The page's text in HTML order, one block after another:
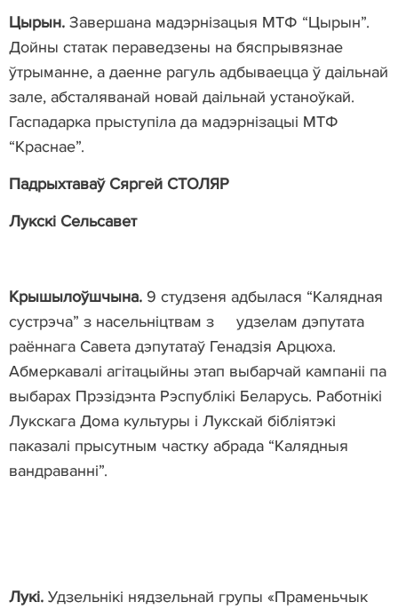
Цырын. Завершана мадэрнізацыя МТФ “Цырын”.
Дойны статак пераведзены на бяспрывязнае
ўтрыманне, а даенне рагуль адбываецца ў даільнай
зале, абсталяванай новай даільнай устаноўкай.
Гаспадарка прыступіла да мадэрнізацыі МТФ
“Краснае”.
Падрыхтаваў Сяргей СТОЛЯР
Лукскі Сельсавет
Крышылоўшчына. 9 студзеня адбылася “Калядная
сустрэча” з насельніцтвам з удзелам дэпутата
раённага Савета дэпутатаў Генадзія Арцюха.
Абмеркавалі агітацыйны этап выбарчай кампаніі па
выбарах Прэзідэнта Рэспублікі Беларусь. Работнікі
Лукскага Дома культуры і Лукскай бібліятэкі
паказалі прысутным частку абрада “Калядныя
вандраванні”.
Лукі. Удзельнікі нядзельнай групы «Праменьчык